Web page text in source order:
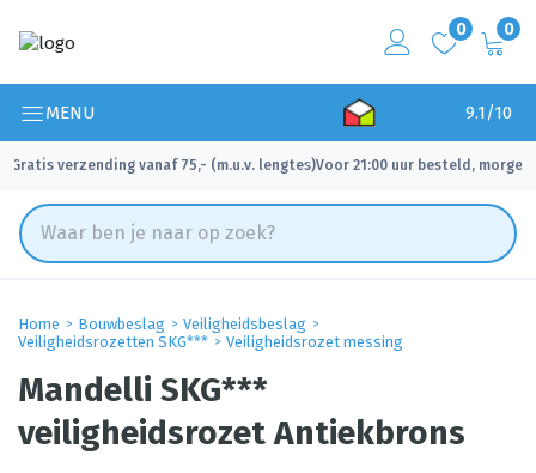
0 0
MENU 9.1/10
Gratis verzending vanaf 75,- (m.u.v. lengtes)
✓ Voor 21:00 uur besteld, morgen
Home Bouwbeslag
Veiligheidsbeslag
Veiligheidsrozetten SKG***
Veiligheidsrozet messing
Mandelli SKG***
veiligheidsrozet Antiekbrons